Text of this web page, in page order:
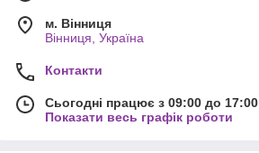
м. Вінниця
Вінниця, Україна
Контакти
Сьогодні працює з 09:00 до 17:00
Показати весь графік роботи